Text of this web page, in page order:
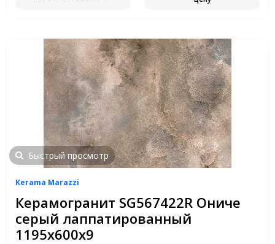
Быстрый просмотр
Kerama Marazzi
Керамогранит SG567422R Ониче
серый лаппатированный
1195х600х9